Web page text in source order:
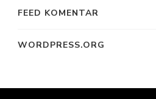
FEED KOMENTAR
WORDPRESS.ORG